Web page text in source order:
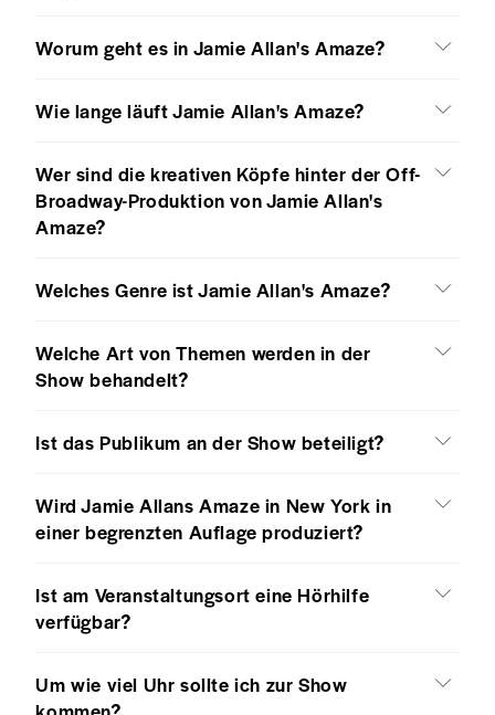
Worum geht es in Jamie Allan's Amaze?
Wie lange läuft Jamie Allan's Amaze?
Wer sind die kreativen Köpfe hinter der Off-
Broadway-Produktion von Jamie Allan's
Amaze?
Welches Genre ist Jamie Allan's Amaze?
Welche Art von Themen werden in der
Show behandelt?
Ist das Publikum an der Show beteiligt?
Wird Jamie Allans Amaze in New York in
einer begrenzten Auflage produziert?
Ist am Veranstaltungsort eine Hörhilfe
verfügbar?
Um wie viel Uhr sollte ich zur Show